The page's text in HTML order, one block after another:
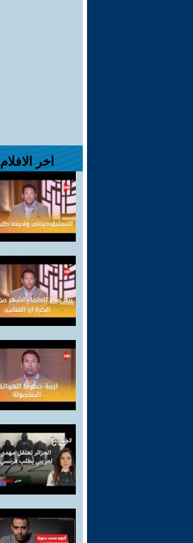
اخر الافلام